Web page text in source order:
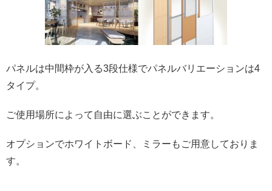
パネルは中間枠が入る3段仕様でパネルバリエーションは4
タイプ。
ご使用場所によって自由に選ぶことができます。
オプションでホワイトボード、ミラーもご用意しておりま
す。